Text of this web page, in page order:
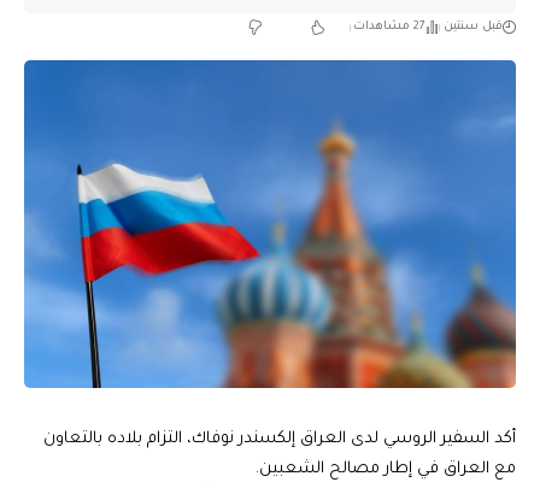
قبل سنتين 27 مشاهدات
أكد السفير الروسي لدى العراق إلكسندر نوفاك، التزام بلاده بالتعاون
مع العراق في إطار مصالح الشعبين.